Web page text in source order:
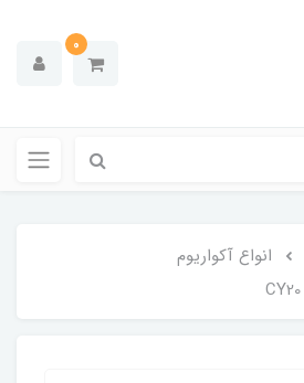
0
انواع آکواریوم